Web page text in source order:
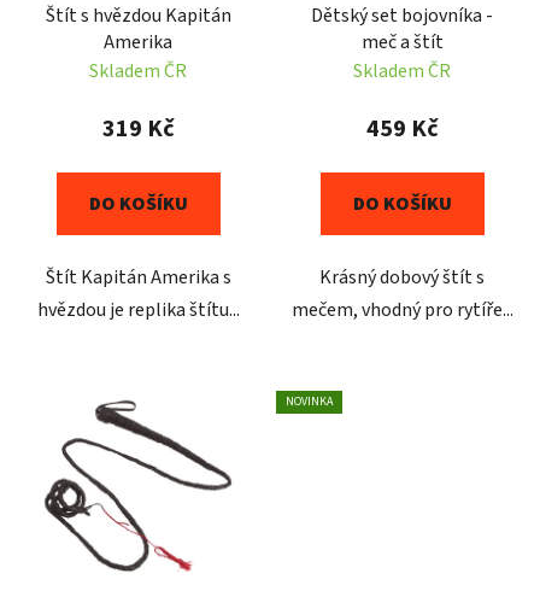
Štít s hvězdou Kapitán
Amerika
Skladem ČR
319 Kč
DO KOŠÍKU
Štít Kapitán Amerika s
hvězdou je replika štítu...
Dětský set bojovníka -
meč a štít
Skladem ČR
459 Kč
DO KOŠÍKU
Krásný dobový štít s
mečem, vhodný pro rytíře...
NOVINKA